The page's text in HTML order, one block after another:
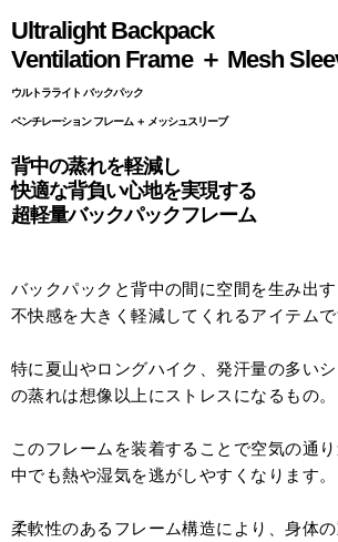
Ultralight Backpack
Ventilation Frame ＋ Mesh
ウルトラライト バックパック
ベンチレーション フレーム ＋ メッシュスリーブ
背中の蒸れを軽減し
快適な背負い心地を実現する
超軽量バックパックフレーム
バックパックと背中の間に空間を生み出
不快感を大きく軽減してくれるアイテムで
特に夏山やロングハイク、発汗量の多い
の蒸れは想像以上にストレスになるもの。
このフレームを装着することで空気の通
中でも熱や湿気を逃がしやすくなります。
柔軟性のあるフレーム構造により、身体